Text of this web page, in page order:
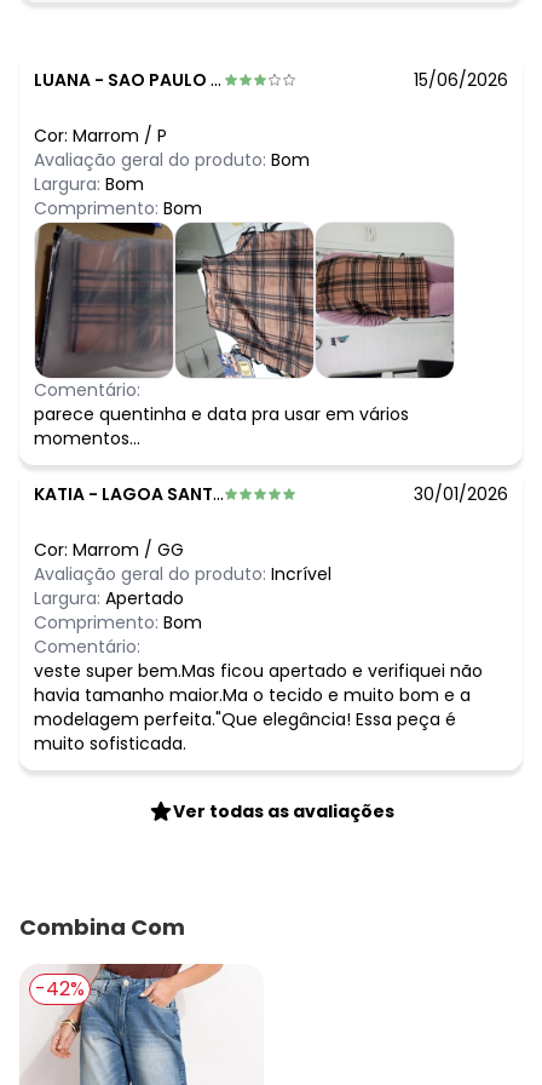
LUANA - SAO PAULO - SP 15/06/2026
Cor: Marrom / P
Avaliação geral do produto: Bom
Largura: Bom
Comprimento: Bom
Comentário:
parece quentinha e data pra usar em vários
momentos...
KATIA - LAGOA SANTA - MG 30/01/2026
Cor: Marrom / GG
Avaliação geral do produto: Incrível
Largura: Apertado
Comprimento: Bom
Comentário:
veste super bem.Mas ficou apertado e verifiquei não
havia tamanho maior.Ma o tecido e muito bom e a
modelagem perfeita."Que elegância! Essa peça é
muito sofisticada.
Ver todas as avaliações
Combina Com
-42%